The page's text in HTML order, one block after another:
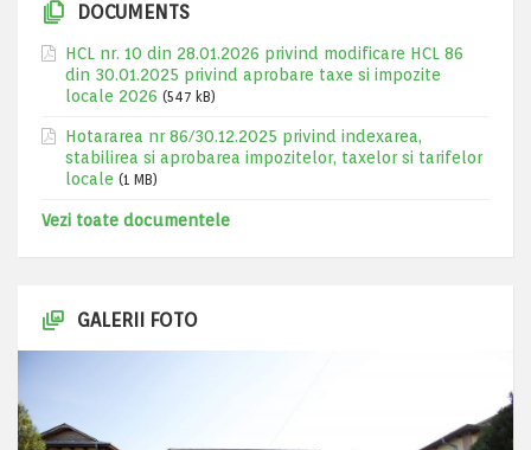
DOCUMENTS
HCL nr. 10 din 28.01.2026 privind modificare HCL 86
din 30.01.2025 privind aprobare taxe si impozite
locale 2026 (547 kB)
Hotararea nr 86/30.12.2025 privind indexarea,
stabilirea si aprobarea impozitelor, taxelor si tarifelor
locale (1 MB)
Vezi toate documentele
GALERII FOTO